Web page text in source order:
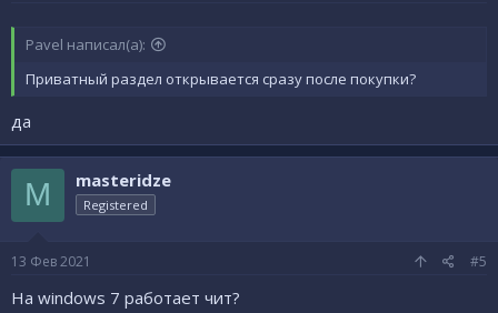
Pavel написал(а):
Приватный раздел открывается сразу после покупки?
да
M masteridze
Registered
13 Фев 2021 #5
На windows 7 работает чит?